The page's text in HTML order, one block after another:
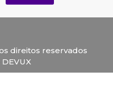
direitos reservados